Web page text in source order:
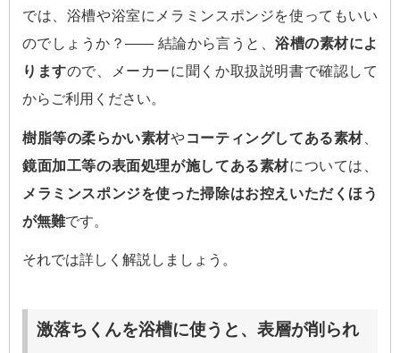
では、浴槽や浴室にメラミンスポンジを使ってもいい
のでしょうか？―― 結論から言うと、浴槽の素材によ
りますので、メーカーに聞くか取扱説明書で確認して
からご利用ください。
樹脂等の柔らかい素材やコーティングしてある素材
鏡面加工等の表面処理が施してある素材については、
メラミンスポンジを使った掃除はお控えいただくほう
が無難です。
それでは詳しく解説しましょう。
激落ちくんを浴槽に使うと、表層が削られ